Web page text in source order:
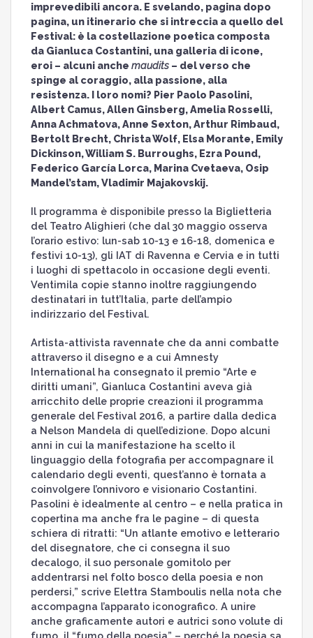
imprevedibili ancora. E svelando, pagina dopo
pagina, un itinerario che si intreccia a quello del
Festival: è la costellazione poetica composta
da Gianluca Costantini, una galleria di icone,
eroi – alcuni anche maudits– del verso che
spinge al coraggio, alla passione, alla
resistenza. I loro nomi? Pier Paolo Pasolini,
Albert Camus, Allen Ginsberg, Amelia Rosselli,
Anna Achmatova, Anne Sexton, Arthur Rimbaud,
Bertolt Brecht, Christa Wolf, Elsa Morante, Emily
Dickinson, William S. Burroughs, Ezra Pound,
Federico García Lorca, Marina Cvetaeva, Osip
Mandel’stam, Vladimir Majakovskij.
Il programma è disponibile presso la Biglietteria
del Teatro Alighieri (che dal 30 maggio osserva
l’orario estivo: lun-sab 10-13 e 16-18, domenica e
festivi 10-13), gli IAT di Ravenna e Cervia e in tutti
i luoghi di spettacolo in occasione degli eventi.
Ventimila copie stanno inoltre raggiungendo
destinatari in tutt’Italia, parte dell’ampio
indirizzario del Festival.
Artista-attivista ravennate che da anni combatte
attraverso il disegno e a cui Amnesty
International ha consegnato il premio “Arte e
diritti umani”, Gianluca Costantini aveva già
arricchito delle proprie creazioni il programma
generale del Festival 2016, a partire dalla dedica
a Nelson Mandela di quell’edizione. Dopo alcuni
anni in cui la manifestazione ha scelto il
linguaggio della fotografia per accompagnare il
calendario degli eventi, quest’anno è tornata a
coinvolgere l’onnivoro e visionario Costantini.
Pasolini è idealmente al centro – e nella pratica in
copertina ma anche fra le pagine – di questa
schiera di ritratti: “Un atlante emotivo e letterario
del disegnatore, che ci consegna il suo
decalogo, il suo personale gomitolo per
addentrarsi nel folto bosco della poesia e non
perdersi,” scrive Elettra Stamboulis nella nota che
accompagna l’apparato iconografico. A unire
anche graficamente autori e autrici sono volute di
fumo, il “fumo della poesia” – perché la poesia sa